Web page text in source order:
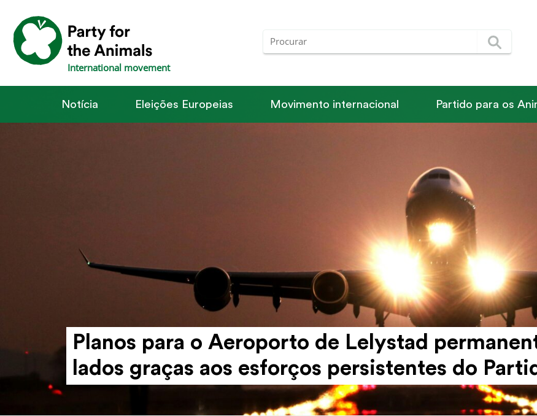
International movement
Notícia Eleições Europeias Movimento internacional Partido para os
Planos para o Aeroporto de Lelystad
lados graças aos esforços persis­tentes do